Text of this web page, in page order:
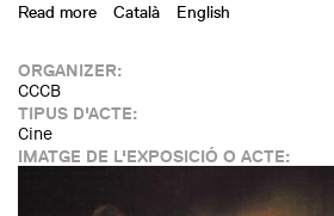
Read more about DÍA ORWELL Rutas
Català English
ORGANIZER:
CCCB
TIPUS D'ACTE:
Cine
IMATGE DE L'EXPOSICIÓ O ACTE: